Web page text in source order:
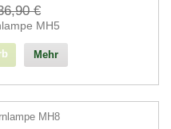
€
MH5
Mehr